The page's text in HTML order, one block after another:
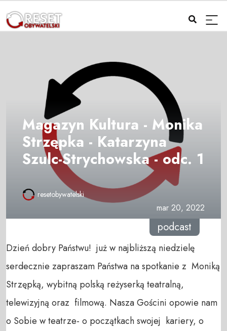
Magazyn Kultura - Monika
Strzępka - Katarzyna
Szulc-Strychowska - odc. 1
resetobywatelski
mar 20, 2022
podcast
Dzień dobry Państwu! już w najbliższą niedzielę
serdecznie zapraszam Państwa na spotkanie z Moniką
Strzępką, wybitną polską reżyserką teatralną,
telewizyjną oraz filmową. Nasza Gościni opowie nam
o Sobie w teatrze- o początkach swojej kariery, o